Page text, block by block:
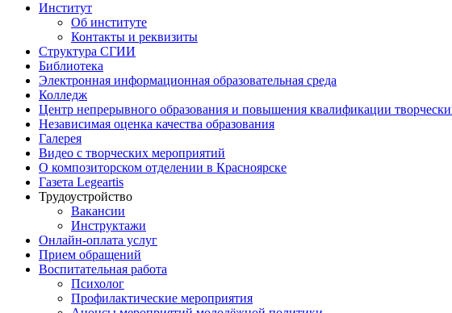
Институт
Об институте
Контакты и реквизиты
Структура СГИИ
Библиотека
Электронная информационная образовательная среда
Колледж
Центр непрерывного образования и повышения квалификации
Независимая оценка качества образования
Галерея
Видео с творческих мероприятий
О композиторском отделении в Красноярске
Газета Legeartis
Трудоустройство
Вакансии
Инструктажи
Онлайн-оплата услуг
Прием обращений
Воспитательная работа
Психолог
Профилактические мероприятия